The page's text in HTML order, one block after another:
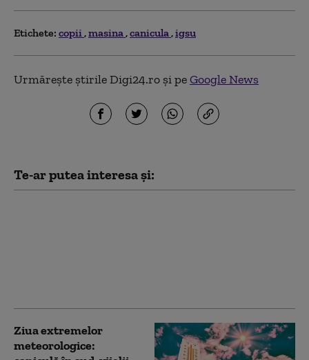
Etichete: copii masina canicula igsu
Urmărește știrile Digi24.ro și peGoogle News
Te-ar putea interesa și:
Ziua extremelor
meteorologice: